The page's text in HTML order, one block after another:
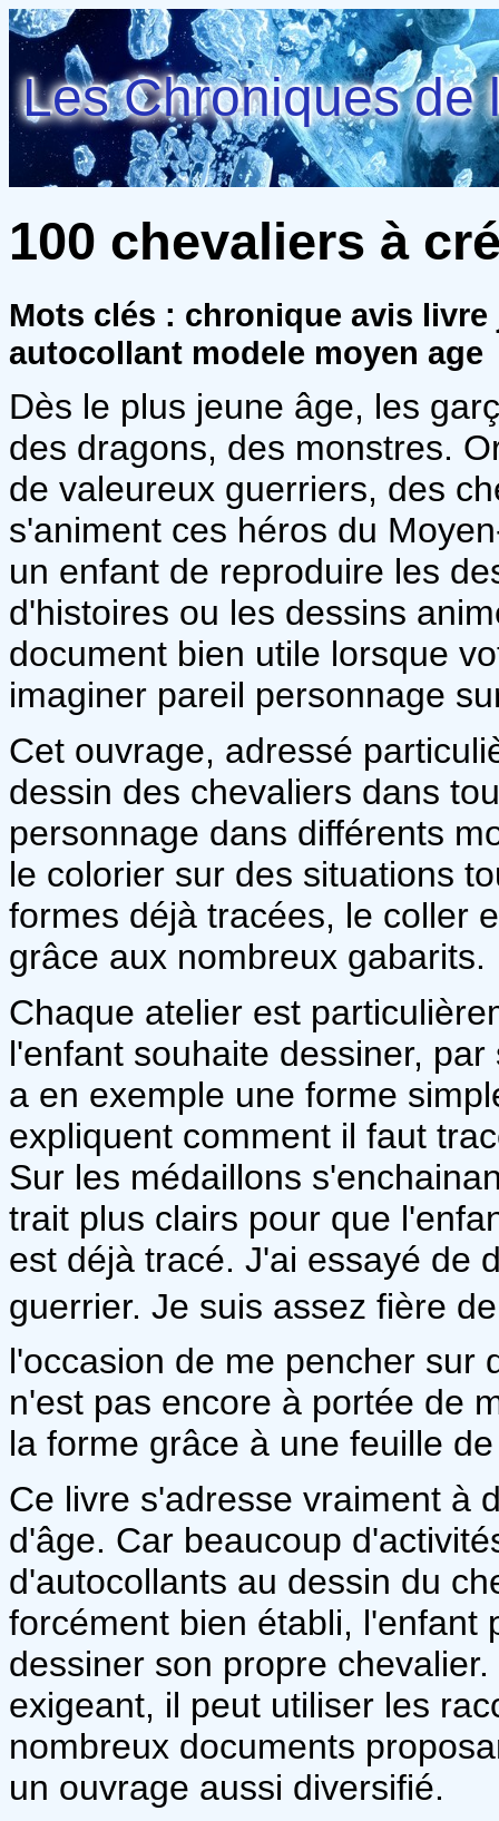
Les Chroniques de
100 chevaliers à
Mots clés : chronique avis
autocollant modele moyen age
Dès le plus jeune âge, les
des dragons, des monstres.
de valeureux guerriers, des
s'animent ces héros du
un enfant de reproduire les
d'histoires ou les dessins
document bien utile lorsque
imaginer pareil personnage
Cet ouvrage, adressé
dessin des chevaliers dans
personnage dans différents
le colorier sur des situations
formes déjà tracées, le coller
grâce aux nombreux gabarits.
Chaque atelier est
l'enfant souhaite dessiner,
a en exemple une forme
expliquent comment il faut
Sur les médaillons
trait plus clairs pour que
est déjà tracé. J'ai essayé de
guerrier. Je suis assez fière
l'occasion de me pencher sur
n'est pas encore à portée de
la forme grâce à une feuille
Ce livre s'adresse vraiment à
d'âge. Car beaucoup
d'autocollants au dessin du
forcément bien établi, l'enfant
dessiner son propre
exigeant, il peut utiliser les
nombreux documents
un ouvrage aussi diversifié.